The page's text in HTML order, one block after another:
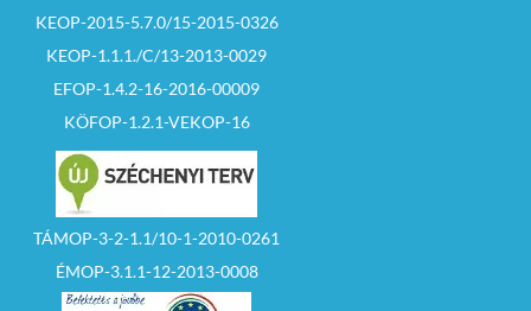
KEOP-2015-5.7.0/15-2015-0326
KEOP-1.1.1./C/13-2013-0029
EFOP-1.4.2-16-2016-00009
KÖFOP-1.2.1-VEKOP-16
TÁMOP-3-2-1.1/10-1-2010-0261
ÉMOP-3.1.1-12-2013-0008